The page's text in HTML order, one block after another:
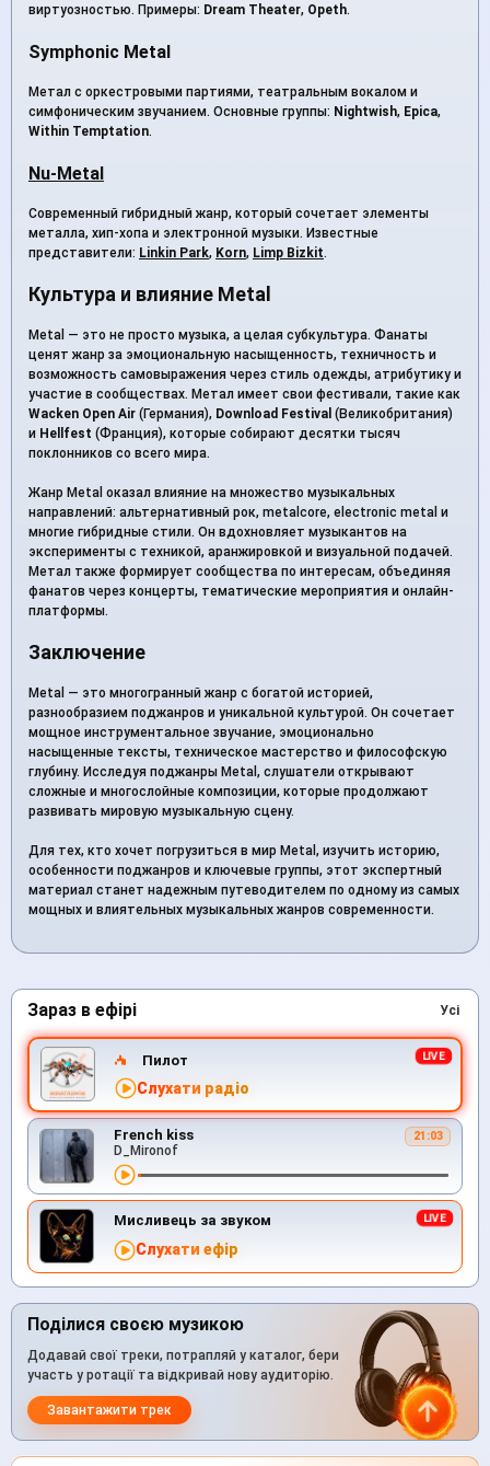
виртуозностью. Примеры: Dream Theater, Opeth.
Symphonic Metal
Метал с оркестровыми партиями, театральным вокалом и
симфоническим звучанием. Основные группы: Nightwish, Epica,
Within Temptation.
Nu-Metal
Современный гибридный жанр, который сочетает элементы
металла, хип-хопа и электронной музыки. Известные
представители: Linkin Park, Korn, Limp Bizkit.
Культура и влияние Metal
Metal — это не просто музыка, а целая субкультура. Фанаты
ценят жанр за эмоциональную насыщенность, техничность и
возможность самовыражения через стиль одежды, атрибутику и
участие в сообществах. Метал имеет свои фестивали, такие как
Wacken Open Air (Германия), Download Festival (Великобритания)
и Hellfest (Франция), которые собирают десятки тысяч
поклонников со всего мира.
Жанр Metal оказал влияние на множество музыкальных
направлений: альтернативный рок, metalcore, electronic metal и
многие гибридные стили. Он вдохновляет музыкантов на
эксперименты с техникой, аранжировкой и визуальной подачей.
Метал также формирует сообщества по интересам, объединяя
фанатов через концерты, тематические мероприятия и онлайн-
платформы.
Заключение
Metal — это многогранный жанр с богатой историей,
разнообразием поджанров и уникальной культурой. Он сочетает
мощное инструментальное звучание, эмоционально
насыщенные тексты, техническое мастерство и философскую
глубину. Исследуя поджанры Metal, слушатели открывают
сложные и многослойные композиции, которые продолжают
развивать мировую музыкальную сцену.
Для тех, кто хочет погрузиться в мир Metal, изучить историю,
особенности поджанров и ключевые группы, этот экспертный
материал станет надежным путеводителем по одному из самых
мощных и влиятельных музыкальных жанров современности.
Зараз в ефірі Усі
Пилот
Слухати радіо
French kiss 21:03
D_Mironof
Мисливець за звуком
Слухати ефір
Поділися своєю музикою
Додавай свої треки, потрапляй у каталог, бери
участь у ротації та відкривай нову аудиторію.
Завантажити трек